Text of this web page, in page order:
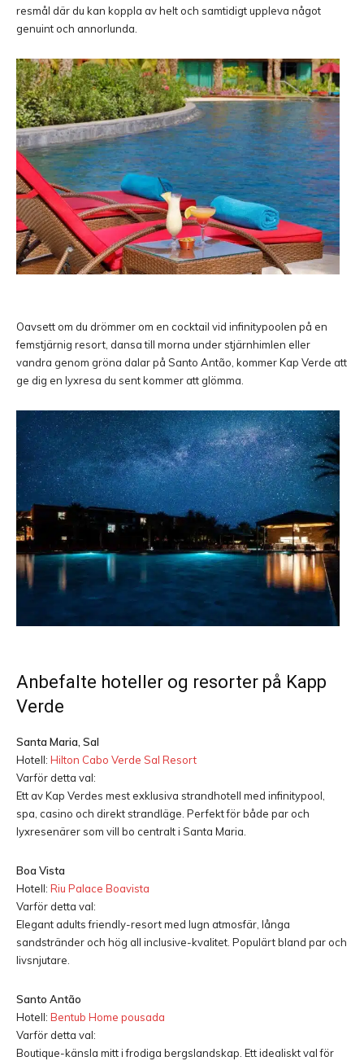
resmål där du kan koppla av helt och samtidigt uppleva något
genuint och annorlunda.
Oavsett om du drömmer om en cocktail vid infinitypoolen på en
femstjärnig resort, dansa till morna under stjärnhimlen eller
vandra genom gröna dalar på Santo Antão, kommer Kap Verde att
ge dig en lyxresa du sent kommer att glömma.
Anbefalte hoteller og resorter på Kapp
Verde
Santa Maria, Sal
Hotell: Hilton Cabo Verde Sal Resort
Varför detta val:
Ett av Kap Verdes mest exklusiva strandhotell med infinitypool,
spa, casino och direkt strandläge. Perfekt för både par och
lyxresenärer som vill bo centralt i Santa Maria.
Boa Vista
Hotell: Riu Palace Boavista
Varför detta val:
Elegant adults friendly-resort med lugn atmosfär, långa
sandstränder och hög all inclusive-kvalitet. Populärt bland par och
livsnjutare.
Santo Antão
Hotell: Bentub Home pousada
Varför detta val:
Boutique-känsla mitt i frodiga bergslandskap. Ett idealiskt val för